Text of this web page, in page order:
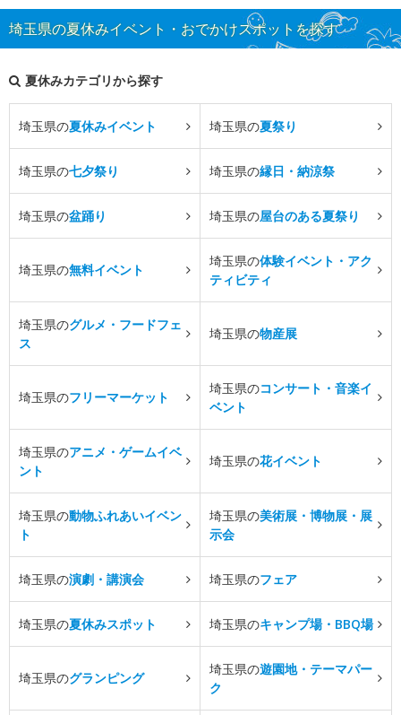
埼玉県の夏休みイベント・おでかけスポットを探す
夏休みカテゴリから探す
埼玉県の夏休みイベント 埼玉県の夏祭り
埼玉県の七夕祭り 埼玉県の縁日・納涼祭
埼玉県の盆踊り 埼玉県の屋台のある夏祭り
埼玉県の無料イベント
埼玉県の体験イベント・アク
ティビティ
埼玉県のグルメ・フードフェ
ス
埼玉県の物産展
埼玉県のフリーマーケット
埼玉県のコンサート・音楽イ
ベント
埼玉県のアニメ・ゲームイベ
ント
埼玉県の花イベント
埼玉県の動物ふれあいイベン
ト
埼玉県の美術展・博物展・展
示会
埼玉県の演劇・講演会 埼玉県のフェア
埼玉県の夏休みスポット 埼玉県のキャンプ場・BBQ場
埼玉県のグランピング
埼玉県の遊園地・テーマパー
ク